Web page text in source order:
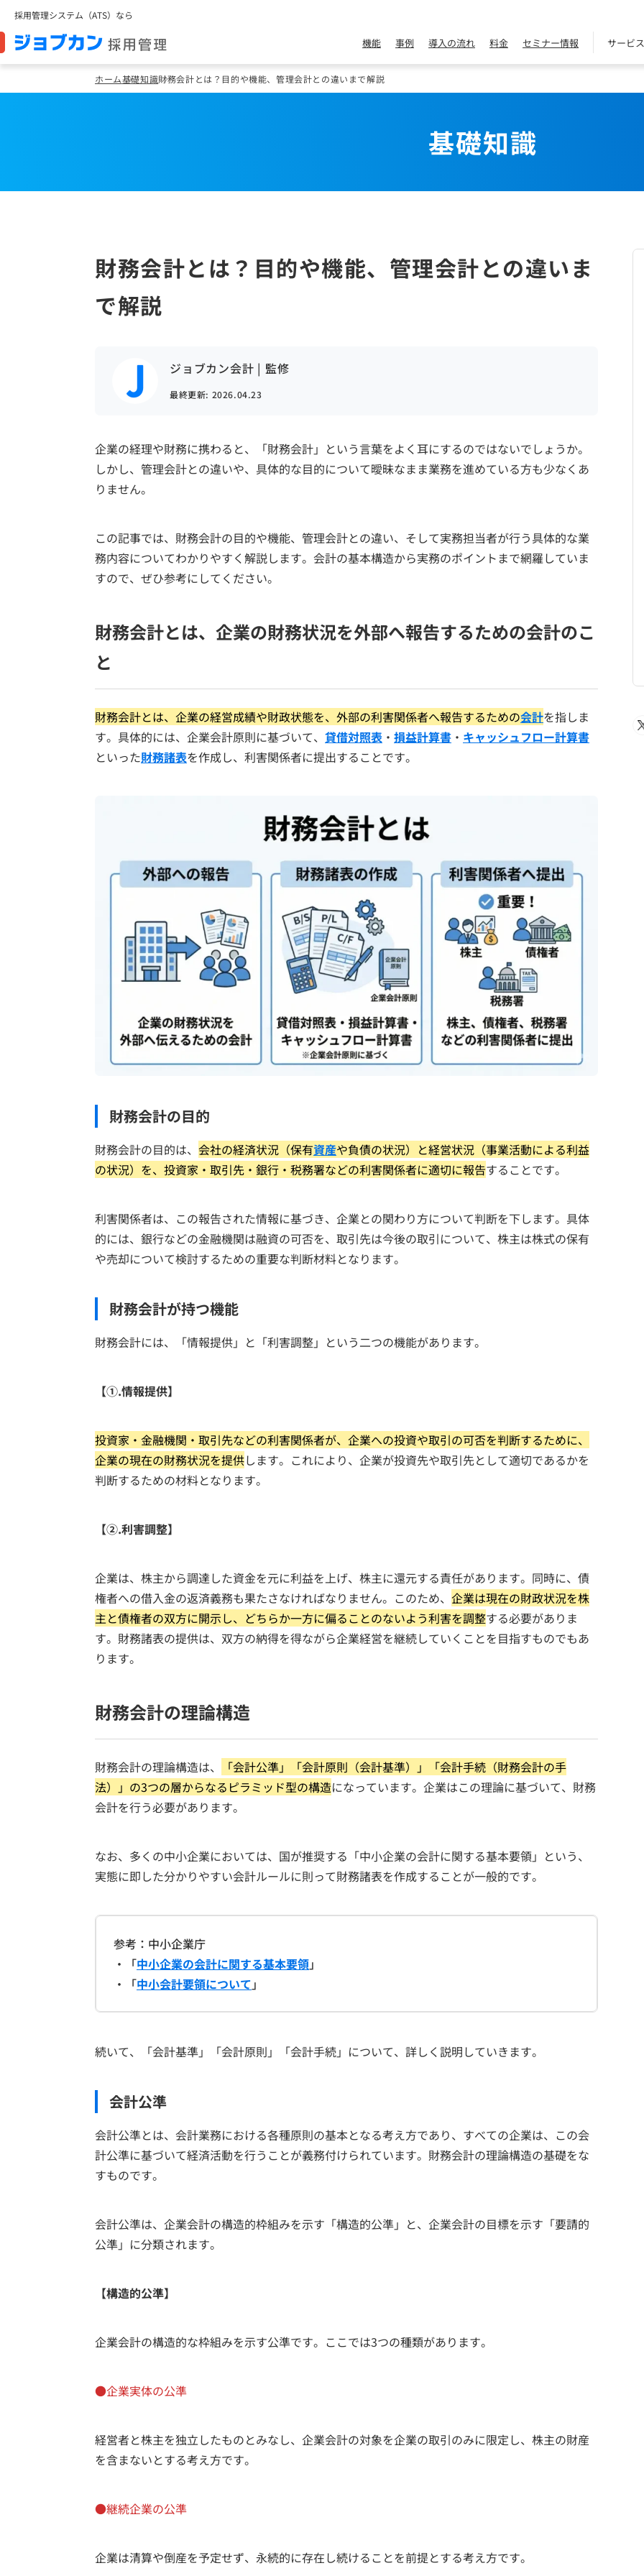
採用管理システム（ATS）なら
機能 事例 導入の流れ 料金 セミナー情報 サービ
ホーム基礎知識財務会計とは？目的や機能、管理会計との違いまで解説
基礎知識
財務会計とは？目的や機能、管理会計との違いま
で解説
ジョブカン会計 | 監修
最終更新: 2026.04.23
企業の経理や財務に携わると、「財務会計」という言葉をよく耳にするのではないでしょうか。
しかし、管理会計との違いや、具体的な目的について曖昧なまま業務を進めている方も少なくあ
りません。
この記事では、財務会計の目的や機能、管理会計との違い、そして実務担当者が行う具体的な業
務内容についてわかりやすく解説します。会計の基本構造から実務のポイントまで網羅していま
すので、ぜひ参考にしてください。
財務会計とは、企業の財務状況を外部へ報告するための会計のこ
と
財務会計とは、企業の経営成績や財政状態を、外部の利害関係者へ報告するための会計を指しま
す。具体的には、企業会計原則に基づいて、 貸借対照表 ・ 損益計算書 ・ キャッシュフロー計算書
といった財務諸表を作成し、利害関係者に提出することです。
財務会計の目的
財務会計の目的は、 会社の経済状況（保有資産や負債の状況）と経営状況（事業活動による利益
の状況）を、投資家・取引先・銀行・税務署などの利害関係者に適切に報告することです。
利害関係者は、この報告された情報に基づき、企業との関わり方について判断を下します。具体
的には、銀行などの金融機関は融資の可否を、取引先は今後の取引について、株主は株式の保有
や売却について検討するための重要な判断材料となります。
財務会計が持つ機能
財務会計には、「情報提供」と「利害調整」という二つの機能があります。
【①.情報提供】
投資家・金融機関・取引先などの利害関係者が、企業への投資や取引の可否を判断するために、
企業の現在の財務状況を提供します。これにより、企業が投資先や取引先として適切であるかを
判断するための材料となります。
【②.利害調整】
企業は、株主から調達した資金を元に利益を上げ、株主に還元する責任があります。同時に、債
権者への借入金の返済義務も果たさなければなりません。このため、 企業は現在の財政状況を株
主と債権者の双方に開示し、どちらか一方に偏ることのないよう利害を調整する必要がありま
す。財務諸表の提供は、双方の納得を得ながら企業経営を継続していくことを目指すものでもあ
ります。
財務会計の理論構造
財務会計の理論構造は、
「会計公準」「会計原則（会計基準）」「会計手続（財務会計の手
法）」の3つの層からなるピラミッド型の構造になっています。企業はこの理論に基づいて、財務
会計を行う必要があります。
なお、多くの中小企業においては、国が推奨する「中小企業の会計に関する基本要領」という、
実態に即した分かりやすい会計ルールに則って財務諸表を作成することが一般的です。
参考：中小企業庁
・「中小企業の会計に関する基本要領」
・「中小会計要領について 」
続いて、「会計基準」「会計原則」「会計手続」について、詳しく説明していきます。
会計公準
会計公準とは、会計業務における各種原則の基本となる考え方であり、すべての企業は、この会
計公準に基づいて経済活動を行うことが義務付けられています。財務会計の理論構造の基礎をな
すものです。
会計公準は、企業会計の構造的枠組みを示す「構造的公準」と、企業会計の目標を示す「要請的
公準」に分類されます。
【構造的公準】
企業会計の構造的な枠組みを示す公準です。ここでは3つの種類があります。
●企業実体の公準
経営者と株主を独立したものとみなし、企業会計の対象を企業の取引のみに限定し、株主の財産
を含まないとする考え方です。
●継続企業の公準
企業は清算や倒産を予定せず、永続的に存在し続けることを前提とする考え方です。